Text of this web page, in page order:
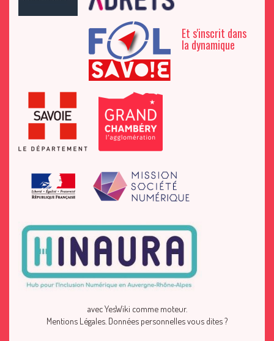
Et s'inscrit dans
la dynamique
avecYesWiki comme moteur.
Mentions Légales Données personnelles vous dites ?